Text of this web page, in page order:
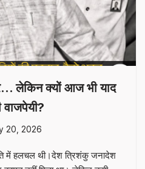
लेकिन क्यों आज भी याद
वाजपेयी?
20, 2026
में हलचल थी।देश त्रिशंकु जनादेश